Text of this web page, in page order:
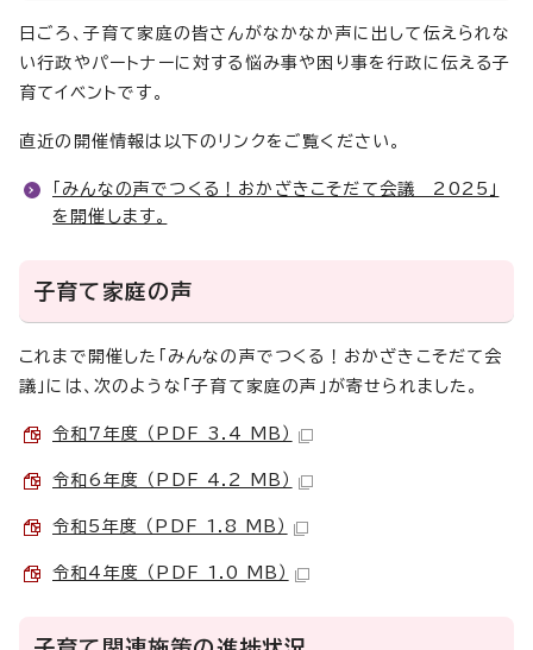
日ごろ、子育て家庭の皆さんがなかなか声に出して伝えられな
い行政やパートナーに対する悩み事や困り事を行政に伝える子
育てイベントです。
直近の開催情報は以下のリンクをご覧ください。
「みんなの声でつくる！おかざきこそだて会議 2025」
を開催します。
子育て家庭の声
これまで開催した「みんなの声でつくる！おかざきこそだて会
議」には、次のような「子育て家庭の声」が寄せられました。
令和7年度 （PDF 3.4 MB）
令和6年度 （PDF 4.2 MB）
令和5年度 （PDF 1.8 MB）
令和4年度 （PDF 1.0 MB）